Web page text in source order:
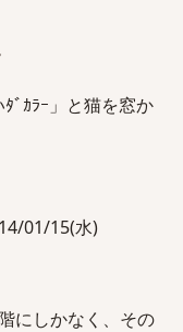
ﾞｶﾗｰ」と猫を窓か
01/15(水)
にしかなく、その